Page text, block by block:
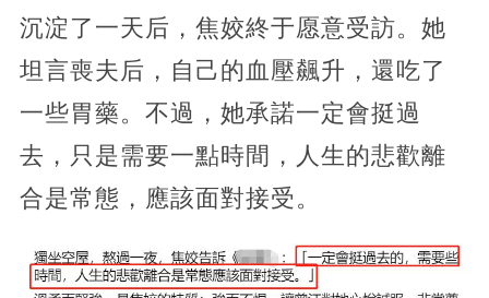
沉淀了一天后，焦姣終于愿意受訪。她
坦言喪夫后，自己的血壓飆升，還吃了
一些胃藥。不過，她承諾一定會挺過
去，只是需要一點時間，人生的悲歡離
合是常態，應該面對接受。